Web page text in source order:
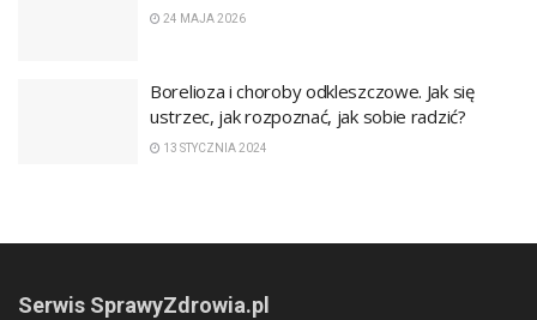
24 MAJA 2026
Borelioza i choroby odkleszczowe. Jak się
ustrzec, jak rozpoznać, jak sobie radzić?
13 STYCZNIA 2024
Serwis SprawyZdrowia.pl